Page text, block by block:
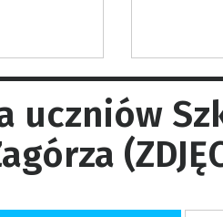
uczniów